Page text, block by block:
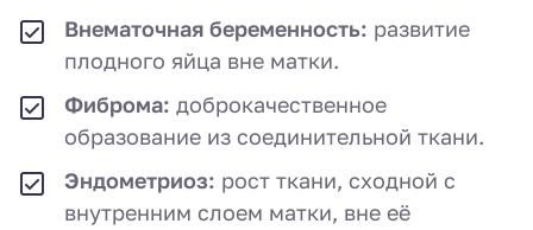
Внематочная беременность: развитие
плодного яйца вне матки.
Фиброма: доброкачественное
образование из соединительной ткани.
Эндометриоз: рост ткани, сходной с
внутренним слоем матки, вне её